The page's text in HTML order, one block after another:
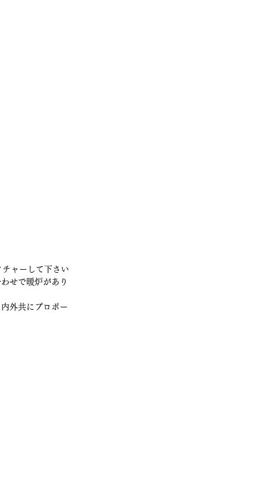
ャーして下さい
せで暖炉があり
外共にプロポー